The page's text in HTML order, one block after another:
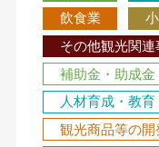
飲食業
その他観光関
補助金・助成金
人材育成・教育
観光商品等の開